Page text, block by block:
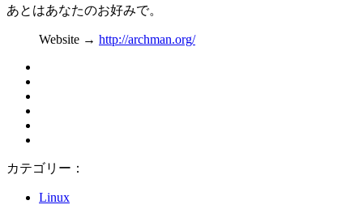
あとはあなたのお好みで。
Website → http://archman.org/
カテゴリー：
Linux